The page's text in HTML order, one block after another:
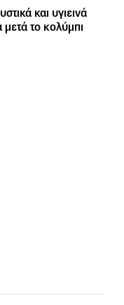
και υγιεινά
μετά το κολύμπι